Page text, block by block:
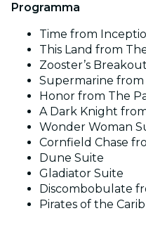
Programma
Time from
This Land from
Zooster’s
Supermarine
Honor from The
A Dark Knight
Wonder Woman
Cornfield Chase
Dune Suite
Gladiator Suite
Discombobulate
Pirates of the